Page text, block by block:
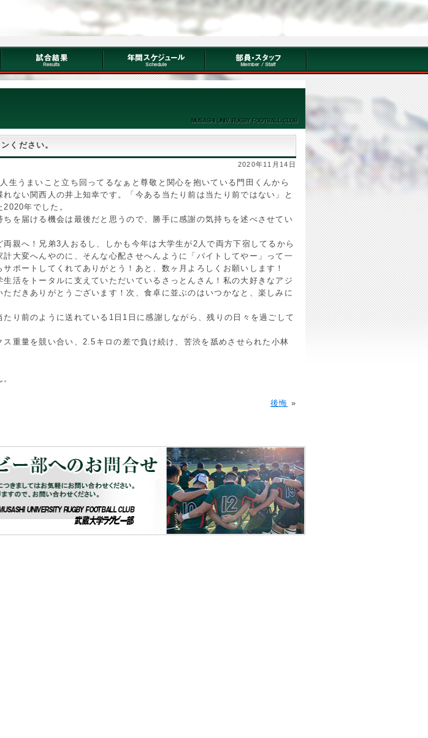
ください。
2020年11月14日
生うまいこと立ち回ってるなぁと尊敬と関心を抱いている門田くんから
ない関西人の井上知幸です。「今ある当たり前は当たり前ではない」と
年でした。
を届ける機会は最後だと思うので、勝手に感謝の気持ちを述べさせてい
親へ！兄弟3人おるし、しかも今年は大学生が2人で両方下宿してるから
大変へんやのに、そんな心配させへんように「バイトしてやー」って一
ポートしてくれてありがとう！あと、数ヶ月よろしくお願いします！
活をトータルに支えていただいているさっとんさん！私の大好きなアジ
だきありがとうございます！次、食卓に並ぶのはいつかなと、楽しみに
り前のように送れている1日1日に感謝しながら、残りの日々を過ごして
ス重量を競い合い、2.5キロの差で負け続け、苦渋を舐めさせられた小林
後悔 »